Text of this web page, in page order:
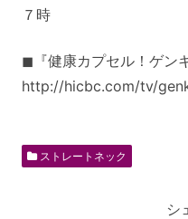
７時
◼︎『健康カプセル！ゲン
http://hicbc.com/tv/
ストレートネック
シ